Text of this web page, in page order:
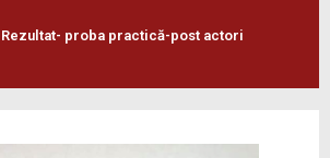
Rezultat- proba practică-post actori